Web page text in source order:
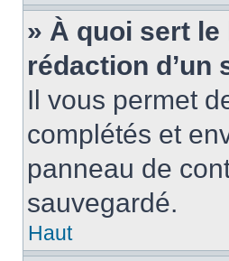
» À quoi sert
rédaction d’un
Il vous permet
complétés et
panneau de
sauvegardé.
Haut